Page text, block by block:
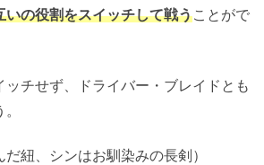
いの役割をスイッチして戦うことがで
ッチせず、ドライバー・ブレイドとも
だ紐、シンはお馴染みの長剣）